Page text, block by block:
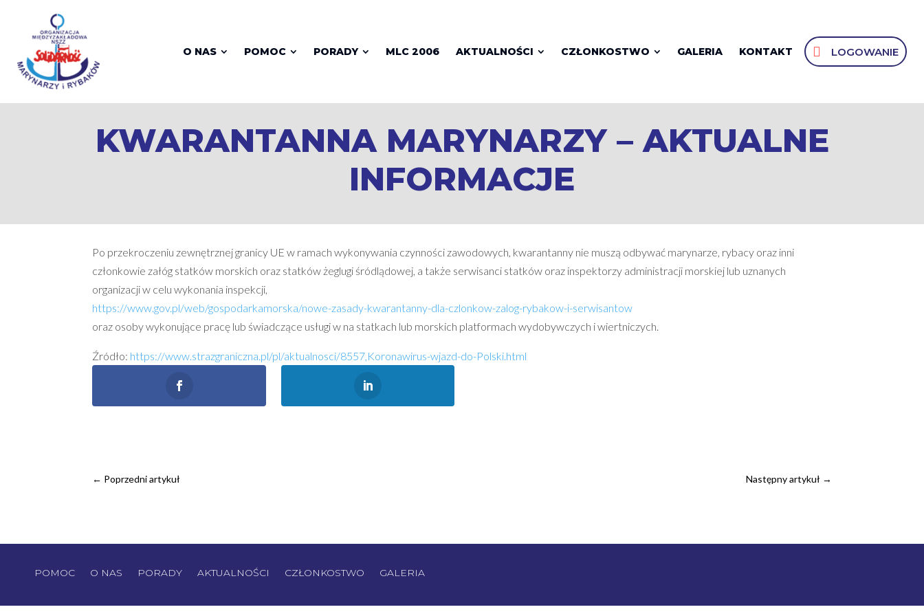
O NAS POMOC PORADY MLC 2006 AKTUALNOŚCI CZŁONKOSTWO GALERIA KONTAKT LOGOWANIE
KWARANTANNA MARYNARZY – AKTUALNE
INFORMACJE
Po przekroczeniu zewnętrznej granicy UE w ramach wykonywania czynności zawodowych, kwarantanny nie muszą odbywać marynarze, rybacy oraz inni
członkowie załóg statków morskich oraz statków żeglugi śródlądowej, a także serwisanci statków oraz inspektorzy administracji morskiej lub uznanych
organizacji w celu wykonania inspekcji,
https://www.gov.pl/web/gospodarkamorska/nowe-zasady-kwarantanny-dla-czlonkow-zalog-rybakow-i-serwisantow
oraz osoby wykonujące pracę lub świadczące usługi w na statkach lub morskich platformach wydobywczych i wiertniczych.
Źródło: https://www.strazgraniczna.pl/pl/aktualnosci/8557,Koronawirus-wjazd-do-Polski.html
← Poprzedni artykuł Następny artykuł →
POMOC O NAS PORADY AKTUALNOŚCI CZŁONKOSTWO GALERIA